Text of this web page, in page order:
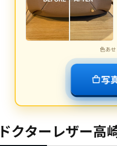
色あ
写
ドクターレザー高